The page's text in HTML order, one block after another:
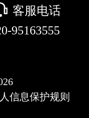
客服电话
95163555
信息保护规则